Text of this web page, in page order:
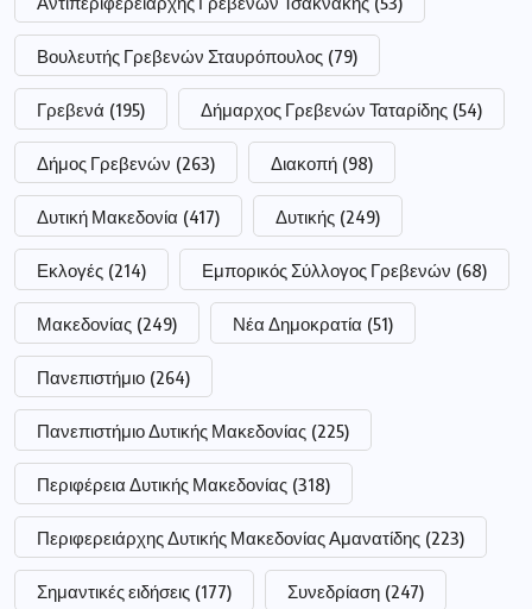
Βουλευτής Γρεβενών Σταυρόπουλος (79)
Γρεβενά (195) Δήμαρχος Γρεβενών Ταταρίδης (54)
Δήμος Γρεβενών (263) Διακοπή (98)
Δυτική Μακεδονία (417) Δυτικής (249)
Εκλογές (214) Εμπορικός Σύλλογος Γρεβενών (68)
Μακεδονίας (249) Νέα Δημοκρατία (51)
Πανεπιστήμιο (264)
Πανεπιστήμιο Δυτικής Μακεδονίας (225)
Περιφέρεια Δυτικής Μακεδονίας (318)
Περιφερειάρχης Δυτικής Μακεδονίας Αμανατίδης (223)
Σημαντικές ειδήσεις (177) Συνεδρίαση (247)